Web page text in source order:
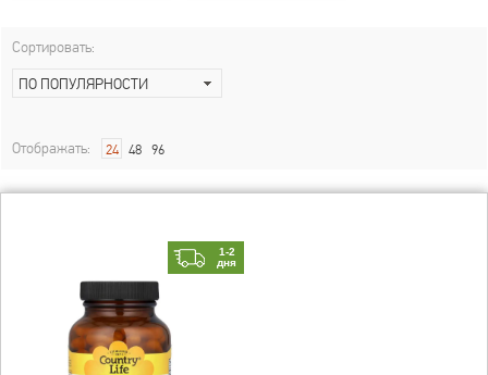
Сортировать:
ПО ПОПУЛЯРНОСТИ
Отображать: 24 48 96
1-2
дня